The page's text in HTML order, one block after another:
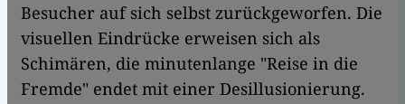
Besucher auf sich selbst zurückgeworfen. Die
visuellen Eindrücke erweisen sich als
Schimären, die minutenlange "Reise in die
Fremde" endet mit einer Desillusionierung.